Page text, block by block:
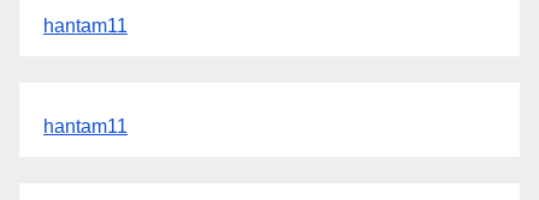
hantam11
hantam11